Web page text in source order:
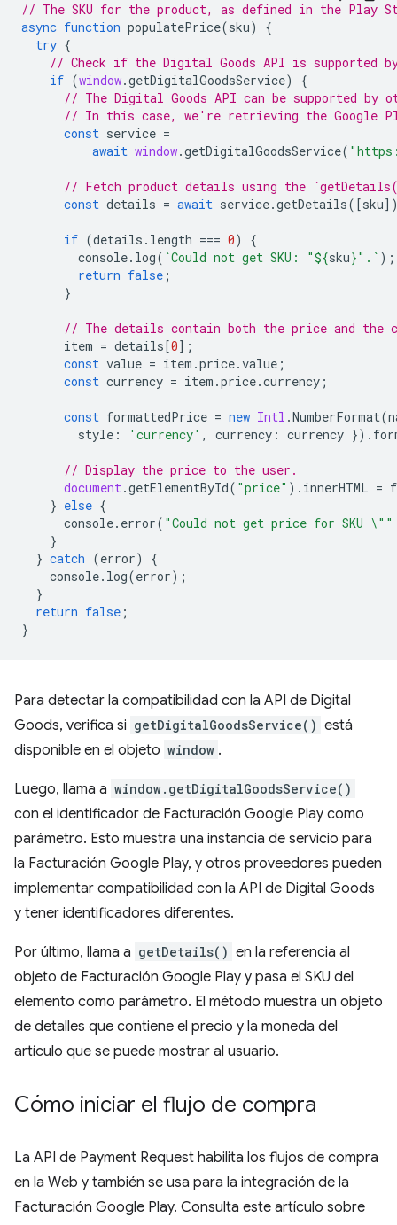
// The SKU for the product, as defined in the Play
async function populatePrice(sku)
{
try {
// Check if the Digital Goods API is supported
if (window.getDigitalGoodsService)
{
// The Digital Goods API can be supported by
// In this case, we're retrieving the Google
const service =
await window.getDigitalGoodsService(
// Fetch product details using the
const details = await service.getDetails([sku
if (details . length === 0)
{
console. log( `Could not get SKU: "${sku}".` );
return false ;
}
// The details contain both the price and the
item = details[0];
const value = item .price.value ;
const currency = item .price.currency ;
const formattedPrice = new Intl .NumberFormat(
style : 'currency' , currency : currency }).
// Display the price to the user.
document.getElementById( "price" ). innerHTML =
} else {
console. error( "Could not get price for SKU \""
}
} catch (error)
{
console. log(error);
}
return false ;
}
Para detectar la compatibilidad con la API de Digital
Goods, verifica si getDigitalGoodsService() está
disponible en el objeto window .
Luego, llama a window.getDigitalGoodsService()
con el identificador de Facturación Google Play como
parámetro. Esto muestra una instancia de servicio para
la Facturación Google Play, y otros proveedores pueden
implementar compatibilidad con la API de Digital Goods
y tener identificadores diferentes.
Por último, llama a getDetails() en la referencia al
objeto de Facturación Google Play y pasa el SKU del
elemento como parámetro. El método muestra un objeto
de detalles que contiene el precio y la moneda del
artículo que se puede mostrar al usuario.
Cómo iniciar el flujo de compra
La API de Payment Request habilita los flujos de compra
en la Web y también se usa para la integración de la
Facturación Google Play. Consulta este artículo sobre